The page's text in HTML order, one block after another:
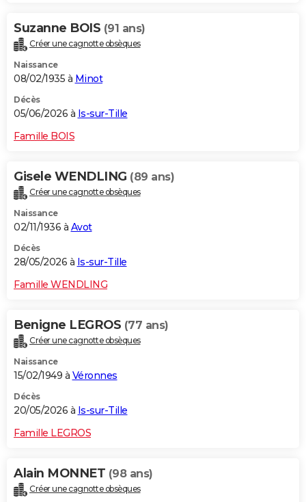
Suzanne BOIS (91 ans)
Créer une cagnotte obsèques
Naissance
08/02/1935 à Minot
Décès
05/06/2026 à Is-sur-Tille
Famille BOIS
Gisele WENDLING (89 ans)
Créer une cagnotte obsèques
Naissance
02/11/1936 à Avot
Décès
28/05/2026 à Is-sur-Tille
Famille WENDLING
Benigne LEGROS (77 ans)
Créer une cagnotte obsèques
Naissance
15/02/1949 à Véronnes
Décès
20/05/2026 à Is-sur-Tille
Famille LEGROS
Alain MONNET (98 ans)
Créer une cagnotte obsèques